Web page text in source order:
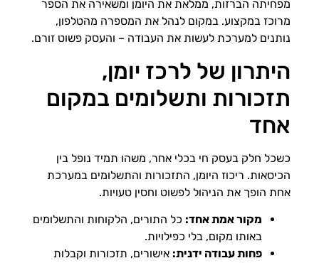
מפחיתה הברזות, ממלאת את היומן ומשאירה את הספר
מרוכז במקצוע. במקום לנהל את המספרה מהטלפון,
נותנים למערכת לעשות את העבודה – והעסק פשוט זורם.
היתרון של לרכז יומן,
תזכורות ותשלומים במקום
אחד
כשכל חלק בעסק חי בכלי אחר, משהו תמיד נופל בין
הכיסאות. ריכוז היומן, התזכורות והתשלומים במערכת
אחת הופך את הניהול לפשוט וחסין טעויות.
מקור אמת אחד: כל התורים, הלקוחות והתשלומים
באותו מקום, בלי כפילויות.
פחות עבודה ידנית: אישורים, תזכורות וקבלות